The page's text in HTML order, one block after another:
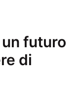
futuro
di